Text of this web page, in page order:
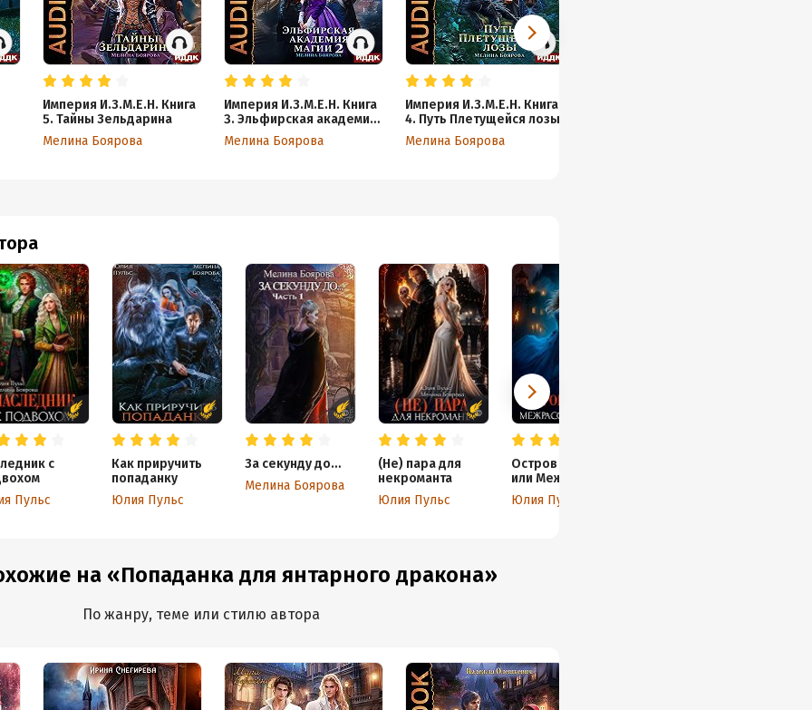
с
Пульс
Как приручить
попаданку
Юлия Пульс
За секунду до…
Мелина Боярова
(Не) пара для
некроманта
Юлия Пульс
Остров невест,
или Межрасовый
отбор
Юлия Пульс
Империя И.З.М.Е.Н. Книга
5. Тайны Зельдарина
Мелина Боярова
Империя И.З.М.Е.Н. Книга
3. Эльфирская академия
магии 2
Мелина Боярова
Империя И.З.М.Е.Н. Книга
4. Путь Плетущейся лозы
Мелина Боярова
на «Попаданка для янтарного дракона»
По жанру, теме или стилю автора